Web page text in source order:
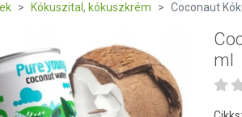
Kókuszital, kókuszkrém Coconaut
ml